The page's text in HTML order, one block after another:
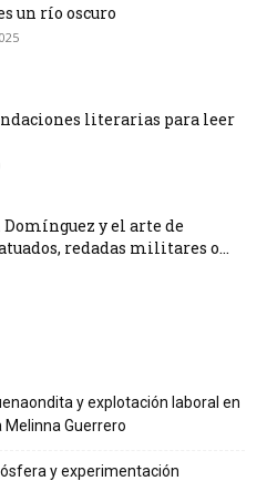
un río oscuro
literarias para leer
y el arte de
redadas militares o...
y explotación laboral en
Melinna Guerrero
y experimentación